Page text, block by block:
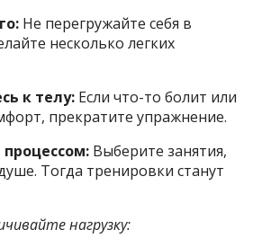
Не перегружайте себя в
несколько легких
к телу: Если что-то болит или
прекратите упражнение.
Выберите занятия,
Тогда тренировки станут
нагрузку: